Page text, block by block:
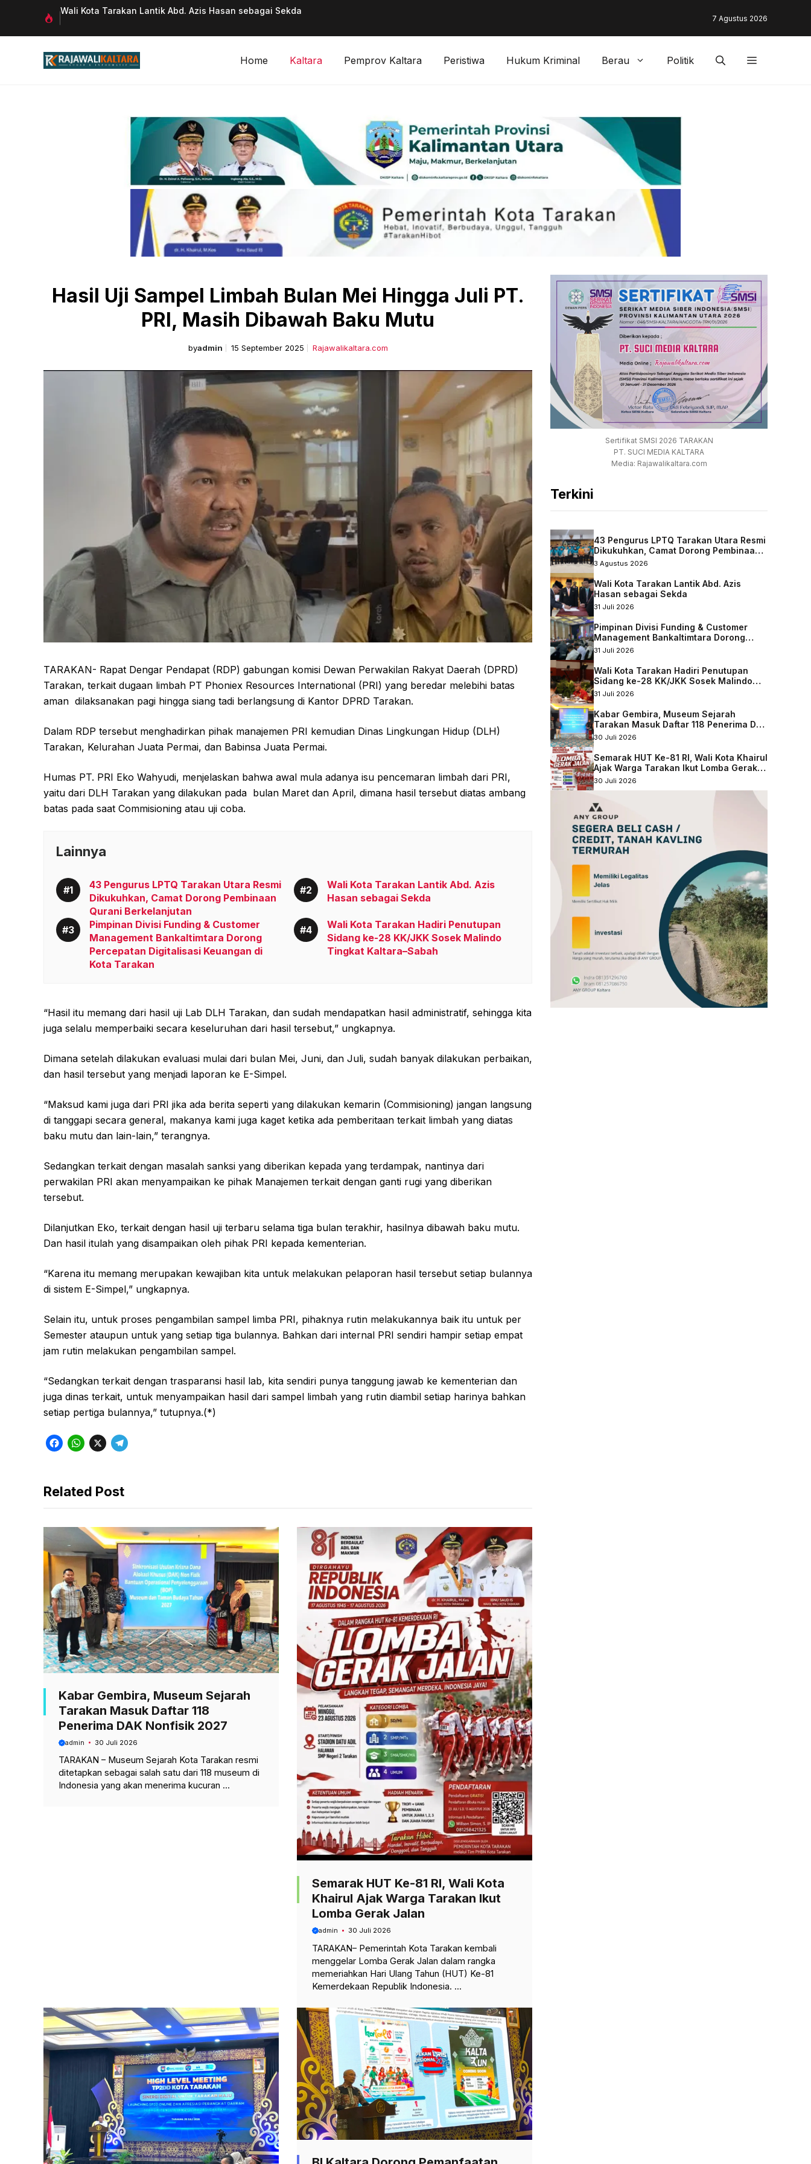
isi
Wali Kota Tarakan Lantik Abd. Azis Hasan sebagai Sekda
7 Agustus 2026
Home Kaltara Pemprov Kaltara Peristiwa Hukum Kriminal Berau Politik
Hasil Uji Sampel Limbah Bulan Mei Hingga Juli PT.
PRI, Masih Dibawah Baku Mutu
byadmin 15 September 2025 Rajawalikaltara.com
TARAKAN- Rapat Dengar Pendapat (RDP) gabungan komisi Dewan Perwakilan Rakyat Daerah (DPRD)
Tarakan, terkait dugaan limbah PT Phoniex Resources International (PRI) yang beredar melebihi batas
aman dilaksanakan pagi hingga siang tadi berlangsung di Kantor DPRD Tarakan.
Dalam RDP tersebut menghadirkan pihak manajemen PRI kemudian Dinas Lingkungan Hidup (DLH)
Tarakan, Kelurahan Juata Permai, dan Babinsa Juata Permai.
Humas PT. PRI Eko Wahyudi, menjelaskan bahwa awal mula adanya isu pencemaran limbah dari PRI,
yaitu dari DLH Tarakan yang dilakukan pada bulan Maret dan April, dimana hasil tersebut diatas ambang
batas pada saat Commisioning atau uji coba.
Lainnya
43 Pengurus LPTQ Tarakan Utara Resmi
Dikukuhkan, Camat Dorong Pembinaan
Qurani Berkelanjutan
Wali Kota Tarakan Lantik Abd. Azis
Hasan sebagai Sekda
Pimpinan Divisi Funding & Customer
Management Bankaltimtara Dorong
Percepatan Digitalisasi Keuangan di
Kota Tarakan
Wali Kota Tarakan Hadiri Penutupan
Sidang ke-28 KK/JKK Sosek Malindo
Tingkat Kaltara–Sabah
“Hasil itu memang dari hasil uji Lab DLH Tarakan, dan sudah mendapatkan hasil administratif, sehingga kita
juga selalu memperbaiki secara keseluruhan dari hasil tersebut,” ungkapnya.
Dimana setelah dilakukan evaluasi mulai dari bulan Mei, Juni, dan Juli, sudah banyak dilakukan perbaikan,
dan hasil tersebut yang menjadi laporan ke E-Simpel.
“Maksud kami juga dari PRI jika ada berita seperti yang dilakukan kemarin (Commisioning) jangan langsung
di tanggapi secara general, makanya kami juga kaget ketika ada pemberitaan terkait limbah yang diatas
baku mutu dan lain-lain,” terangnya.
Sedangkan terkait dengan masalah sanksi yang diberikan kepada yang terdampak, nantinya dari
perwakilan PRI akan menyampaikan ke pihak Manajemen terkait dengan ganti rugi yang diberikan
tersebut.
Dilanjutkan Eko, terkait dengan hasil uji terbaru selama tiga bulan terakhir, hasilnya dibawah baku mutu.
Dan hasil itulah yang disampaikan oleh pihak PRI kepada kementerian.
“Karena itu memang merupakan kewajiban kita untuk melakukan pelaporan hasil tersebut setiap bulannya
di sistem E-Simpel,” ungkapnya.
Selain itu, untuk proses pengambilan sampel limba PRI, pihaknya rutin melakukannya baik itu untuk per
Semester ataupun untuk yang setiap tiga bulannya. Bahkan dari internal PRI sendiri hampir setiap empat
jam rutin melakukan pengambilan sampel.
“Sedangkan terkait dengan trasparansi hasil lab, kita sendiri punya tanggung jawab ke kementerian dan
juga dinas terkait, untuk menyampaikan hasil dari sampel limbah yang rutin diambil setiap harinya bahkan
setiap pertiga bulannya,” tutupnya.(*)
F
e
o
o
k
W
t
A
p
p
X
T
e
r
a
m
Related Post
Kabar Gembira, Museum Sejarah
Tarakan Masuk Daftar 118
Penerima DAK Nonfisik 2027
admin 30 Juli 2026
TARAKAN – Museum Sejarah Kota Tarakan resmi
ditetapkan sebagai salah satu dari 118 museum di
Indonesia yang akan menerima kucuran ...
Semarak HUT Ke-81 RI, Wali Kota
Khairul Ajak Warga Tarakan Ikut
Lomba Gerak Jalan
admin 30 Juli 2026
TARAKAN– Pemerintah Kota Tarakan kembali
menggelar Lomba Gerak Jalan dalam rangka
memeriahkan Hari Ulang Tahun (HUT) Ke-81
Kemerdekaan Republik Indonesia. ...
Sertifikat SMSI 2026 TARAKAN
PT. SUCI MEDIA KALTARA
Media: Rajawalikaltara.com
Terkini
43 Pengurus LPTQ Tarakan Utara Resmi
Dikukuhkan, Camat Dorong Pembinaan
Qurani Berkelanjutan
3 Agustus 2026
Wali Kota Tarakan Lantik Abd. Azis
Hasan sebagai Sekda
31 Juli 2026
Pimpinan Divisi Funding & Customer
Management Bankaltimtara Dorong
Percepatan Digitalisasi Keuangan di
31 Juli 2026
Wali Kota Tarakan Hadiri Penutupan
Sidang ke-28 KK/JKK Sosek Malindo
Tingkat Kaltara–Sabah
31 Juli 2026
Kabar Gembira, Museum Sejarah
Tarakan Masuk Daftar 118 Penerima DAK
Nonfisik 2027
30 Juli 2026
Semarak HUT Ke-81 RI, Wali Kota Khairul
Ajak Warga Tarakan Ikut Lomba Gerak
Jalan
30 Juli 2026